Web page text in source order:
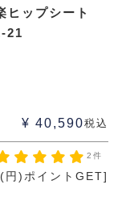
ヒップシート
21
¥ 40,590税込
2件
(円)ポイントGET]